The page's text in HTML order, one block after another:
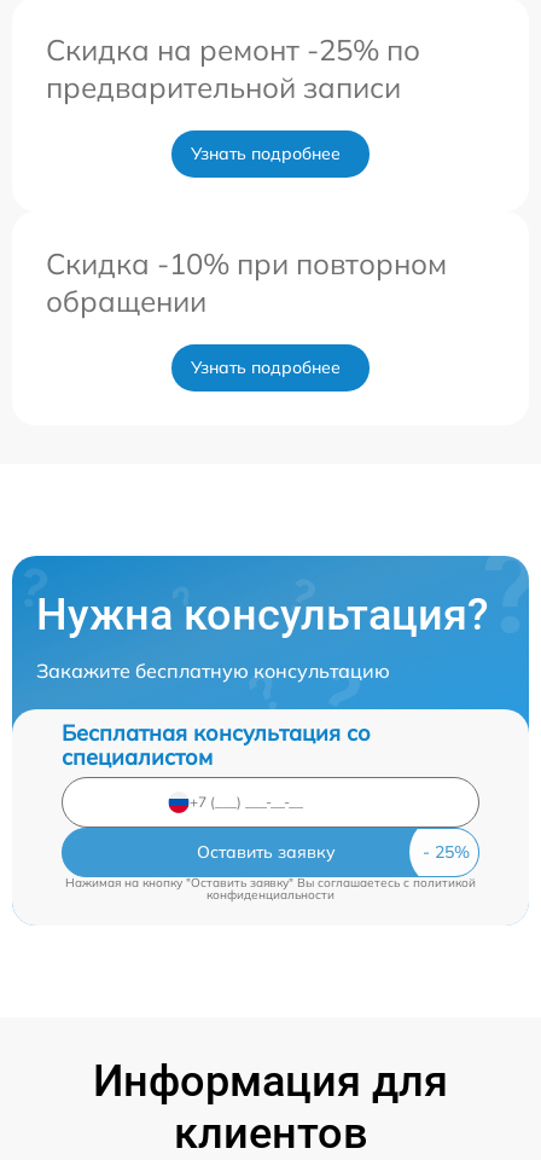
Скидка на ремонт -25% по
предварительной записи
Узнать подробнее
Скидка -10% при повторном
обращении
Узнать подробнее
Нужна консультация?
Закажите бесплатную консультацию
Бесплатная консультация со
специалистом
Оставить заявку
Нажимая на кнопку "Оставить заявку" Вы соглашаетесь cполитикой
конфиденциальности
Информация для
клиентов